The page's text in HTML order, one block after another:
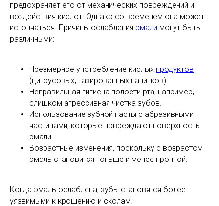
предохраняет его от механических повреждений и
воздействия кислот. Однако со временем она может
истончаться. Причины ослабления эмали могут быть
различными:
Чрезмерное употребление кислых продуктов
(цитрусовых, газированных напитков).
Неправильная гигиена полости рта, например,
слишком агрессивная чистка зубов.
Использование зубной пасты с абразивными
частицами, которые повреждают поверхность
эмали.
Возрастные изменения, поскольку с возрастом
эмаль становится тоньше и менее прочной.
Когда эмаль ослаблена, зубы становятся более
уязвимыми к крошению и сколам.